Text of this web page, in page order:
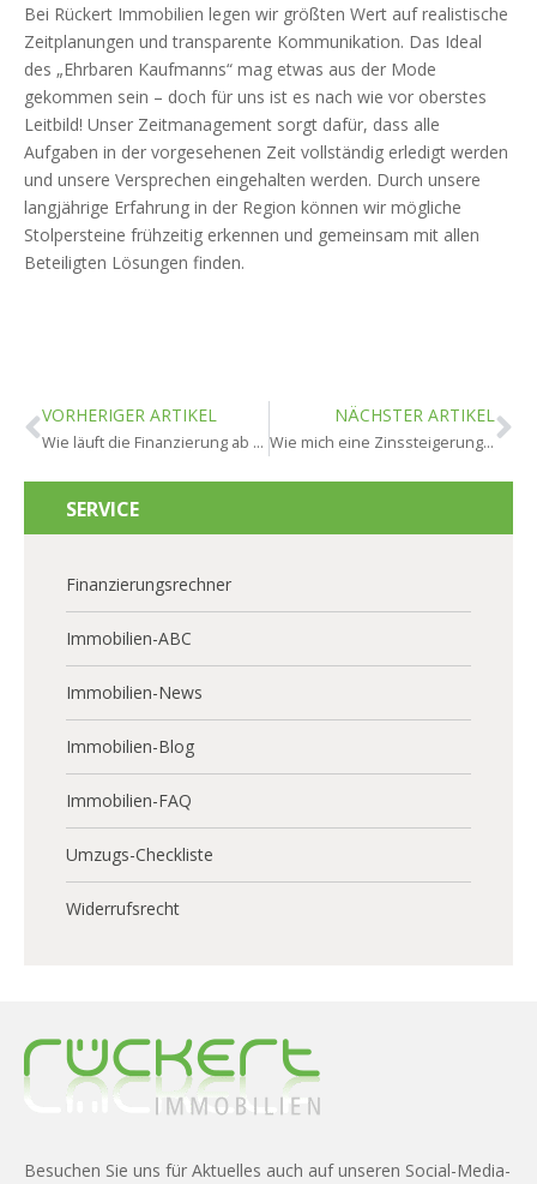
Bei Rückert Immobilien legen wir größten Wert auf realistische
Zeitplanungen und transparente Kommunikation. Das Ideal
des „Ehrbaren Kaufmanns“ mag etwas aus der Mode
gekommen sein – doch für uns ist es nach wie vor oberstes
Leitbild! Unser Zeitmanagement sorgt dafür, dass alle
Aufgaben in der vorgesehenen Zeit vollständig erledigt werden
und unsere Versprechen eingehalten werden. Durch unsere
langjährige Erfahrung in der Region können wir mögliche
Stolpersteine frühzeitig erkennen und gemeinsam mit allen
Beteiligten Lösungen finden.
VORHERIGER ARTIKEL
Wie läuft die Finanzierung ab beim Kauf in Mainz?
NÄCHSTER ARTIKEL
Wie mich eine Zinssteigerung beeinflusst in Mainz?
SERVICE
Finanzierungsrechner
Immobilien-ABC
Immobilien-News
Immobilien-Blog
Immobilien-FAQ
Umzugs-Checkliste
Widerrufsrecht
Besuchen Sie uns für Aktuelles auch auf unseren Social-Media-